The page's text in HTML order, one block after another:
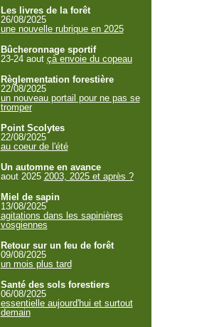
Les livres de la forêt
26/08/2025
une nouvelle rubrique en 2025
Bûcheronnage sportif
23-24 aout çà envoie du copeau
Règlementation forestière
22/08/2025
un nouveau portail pour ne pas se
tromper
Point Scolytes
22/08/2025
au coeur de l'été
Un automne en avance
aout 2025 2003, 2025 et après ?
Miel de sapin
13/08/2025
agitations dans les sapinières
vosgiennes
Retour sur un feu de forêt
09/08/2025
un mois plus tard
Santé des sols forestiers
06/08/2025
essentielle aujourd'hui et surtout
demain